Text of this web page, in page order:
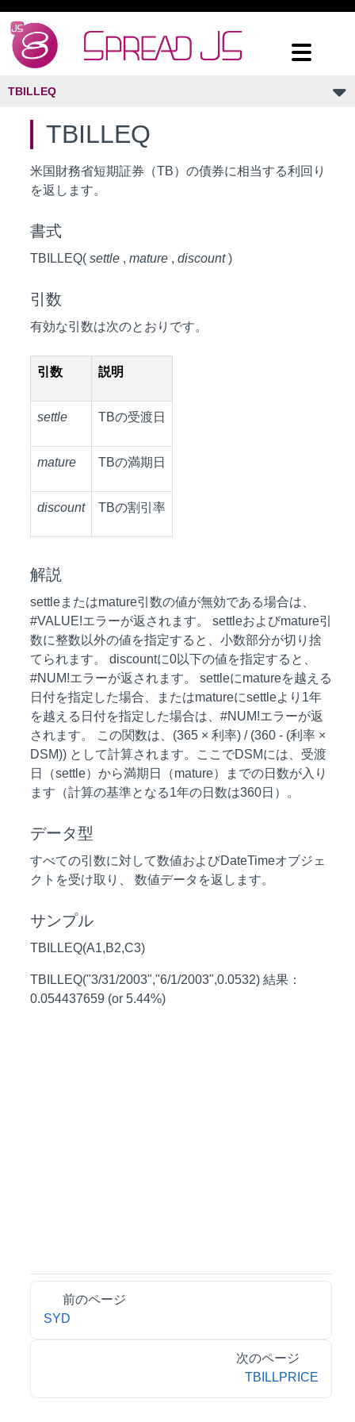
TBILLEQ
TBILLEQ
米国財務省短期証券（TB）の債券に相当する利回り
を返します。
書式
TBILLEQ( settle , mature , discount)
引数
有効な引数は次のとおりです。
引数 説明
settle TBの受渡日
mature TBの満期日
discount TBの割引率
解説
settleまたはmature引数の値が無効である場合は、
#VALUE!エラーが返されます。 settleおよびmature引
数に整数以外の値を指定すると、小数部分が切り捨
てられます。 discountに0以下の値を指定すると、
#NUM!エラーが返されます。 settleにmatureを越える
日付を指定した場合、またはmatureにsettleより1年
を越える日付を指定した場合は、#NUM!エラーが返
されます。 この関数は、(365 × 利率) / (360 - (利率 ×
DSM)) として計算されます。ここでDSMには、受渡
日（settle）から満期日（mature）までの日数が入り
ます（計算の基準となる1年の日数は360日）。
データ型
すべての引数に対して数値およびDateTimeオブジェ
クトを受け取り、 数値データを返します。
サンプル
TBILLEQ(A1,B2,C3)
TBILLEQ("3/31/2003","6/1/2003",0.0532) 結果：
0.054437659 (or 5.44%)
前のページ
SYD
次のページ
TBILLPRICE